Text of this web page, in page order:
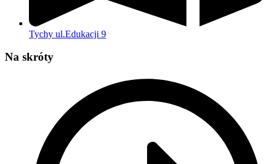
Tychy ul.Edukacji 9
Na skróty